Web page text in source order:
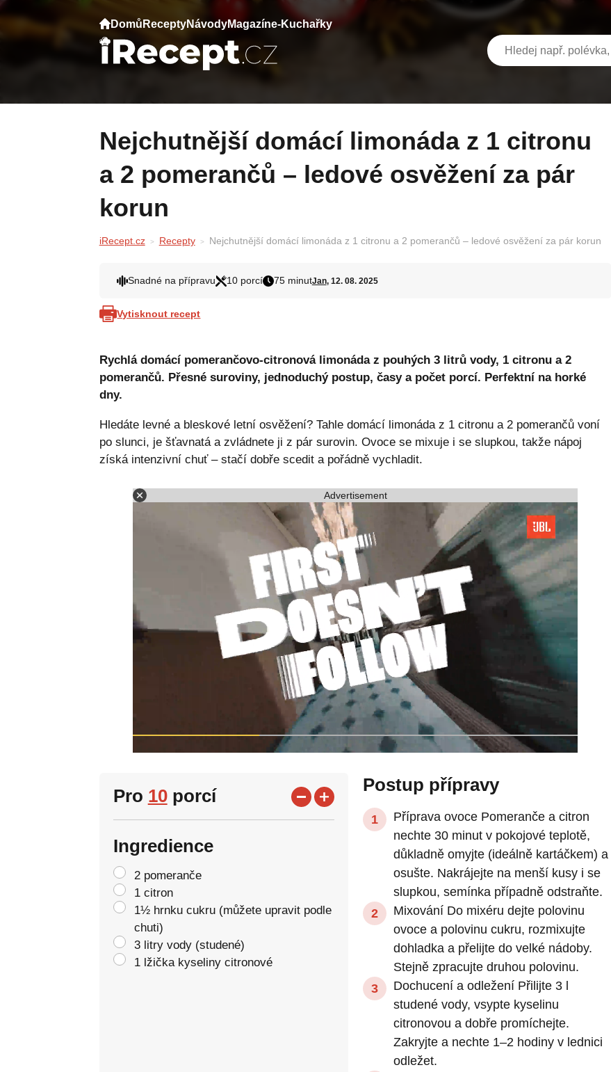
Domů ReceptyNávodyMagazíne-Kuchařky
Nejchutnější domácí limonáda z 1 citronu
a 2 pomerančů – ledové osvěžení za pár
korun
iRecept.cz Recepty Nejchutnější domácí limonáda z 1 citronu a 2 pomerančů – ledové osvěžení za pár korun
Snadné na přípravu 10 porcí 75 minutJan, 12. 08. 2025
Vytisknout recept
Rychlá domácí pomerančovo-citronová limonáda z pouhých 3 litrů vody, 1 citronu a 2
pomerančů. Přesné suroviny, jednoduchý postup, časy a počet porcí. Perfektní na horké
dny.
Hledáte levné a bleskové letní osvěžení? Tahle domácí limonáda z 1 citronu a 2 pomerančů voní
po slunci, je šťavnatá a zvládnete ji z pár surovin. Ovoce se mixuje i se slupkou, takže nápoj
získá intenzivní chuť – stačí dobře scedit a pořádně vychladit.
Advertisement
Pro 10porcí
Ingredience
2 pomeranče
1 citron
1½ hrnku cukru (můžete upravit podle
chuti)
3 litry vody (studené)
1 lžička kyseliny citronové
Postup přípravy
Příprava ovoce Pomeranče a citron
nechte 30 minut v pokojové teplotě,
důkladně omyjte (ideálně kartáčkem) a
osušte. Nakrájejte na menší kusy i se
slupkou, semínka případně odstraňte.
Mixování Do mixéru dejte polovinu
ovoce a polovinu cukru, rozmixujte
dohladka a přelijte do velké nádoby.
Stejně zpracujte druhou polovinu.
Dochucení a odležení Přilijte 3 l
studené vody, vsypte kyselinu
citronovou a dobře promíchejte.
Zakryjte a nechte 1–2 hodiny v lednici
odležet.